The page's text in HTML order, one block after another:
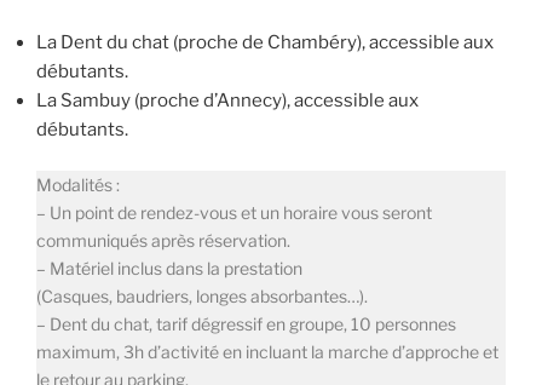
La Dent du chat (proche de Chambéry), accessible aux
débutants.
La Sambuy (proche d’Annecy), accessible aux
débutants.
Modalités :
– Un point de rendez-vous et un horaire vous seront
communiqués après réservation.
– Matériel inclus dans la prestation
(Casques, baudriers, longes absorbantes…).
– Dent du chat, tarif dégressif en groupe, 10 personnes
maximum, 3h d’activité en incluant la marche d’approche et
le retour au parking.